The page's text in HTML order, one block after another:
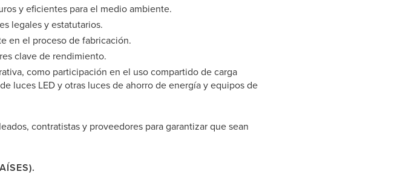
y eficientes para el medio ambiente.
legales y estatutarios.
en el proceso de fabricación.
clave de rendimiento.
como participación en el uso compartido de carga
luces LED y otras luces de ahorro de energía y equipos de
contratistas y proveedores para garantizar que sean